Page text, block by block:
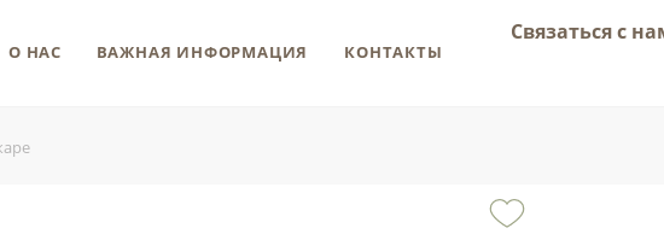
Связаться с
О НАС ВАЖНАЯ ИНФОРМАЦИЯ КОНТАКТЫ